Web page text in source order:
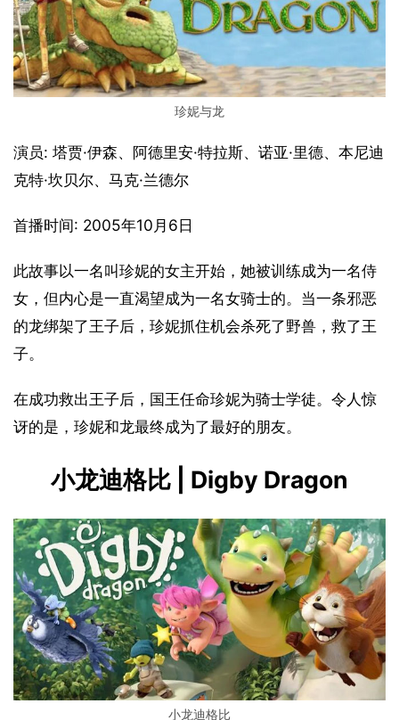
珍妮与龙
演员: 塔贾·伊森、阿德里安·特拉斯、诺亚·里德、本尼迪
克特·坎贝尔、马克·兰德尔
首播时间: 2005年10月6日
此故事以一名叫珍妮的女主开始，她被训练成为一名侍
女，但内心是一直渴望成为一名女骑士的。当一条邪恶
的龙绑架了王子后，珍妮抓住机会杀死了野兽，救了王
子。
在成功救出王子后，国王任命珍妮为骑士学徒。令人惊
讶的是，珍妮和龙最终成为了最好的朋友。
小龙迪格比 | Digby Dragon
小龙迪格比